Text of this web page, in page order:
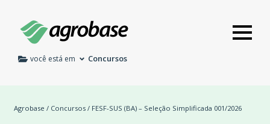
você está em Concursos
Agrobase / Concursos / FESF-SUS (BA) – Seleção Simplificada 001/2026